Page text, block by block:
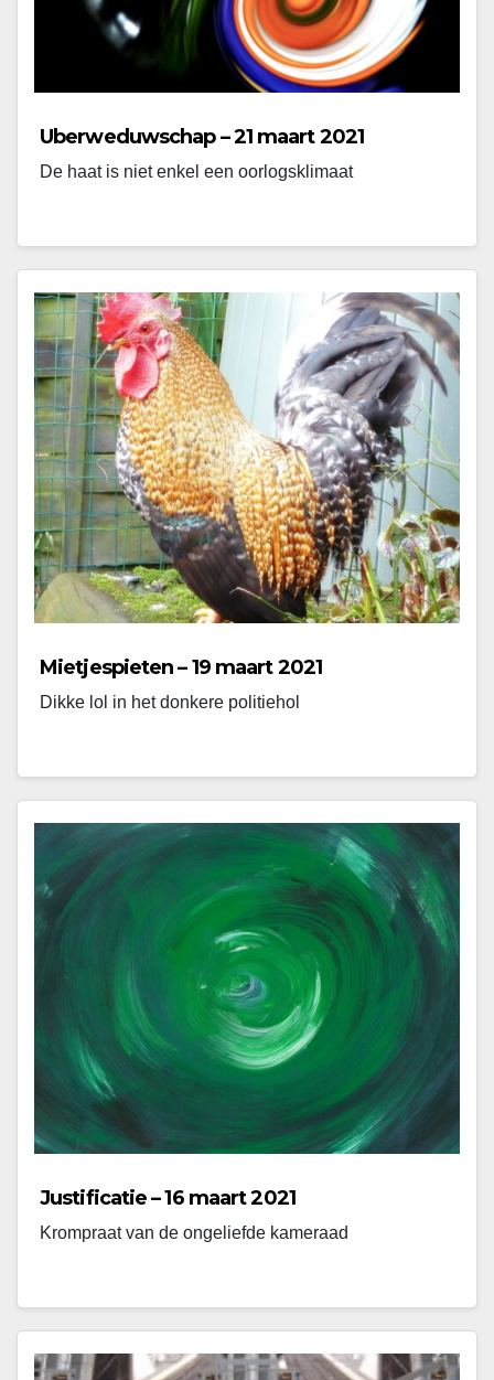
Uberweduwschap – 21 maart 2021
De haat is niet enkel een oorlogsklimaat
Mietjespieten – 19 maart 2021
Dikke lol in het donkere politiehol
Justificatie – 16 maart 2021
Krompraat van de ongeliefde kameraad